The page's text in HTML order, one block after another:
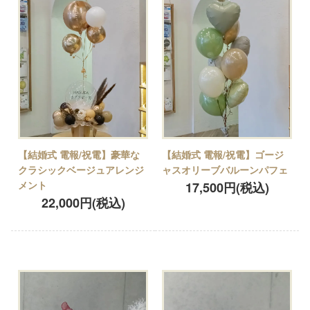
【結婚式 電報/祝電】豪華な
クラシックベージュアレンジ
メント
22,000円(税込)
【結婚式 電報/祝電】ゴージ
ャスオリーブバルーンパフェ
17,500円(税込)